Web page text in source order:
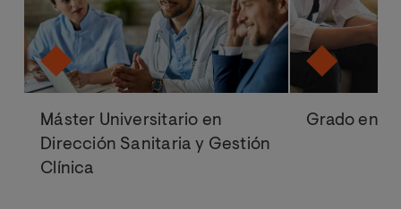
Máster Universitario en
Dirección Sanitaria y Gestión
Clínica
Grado en